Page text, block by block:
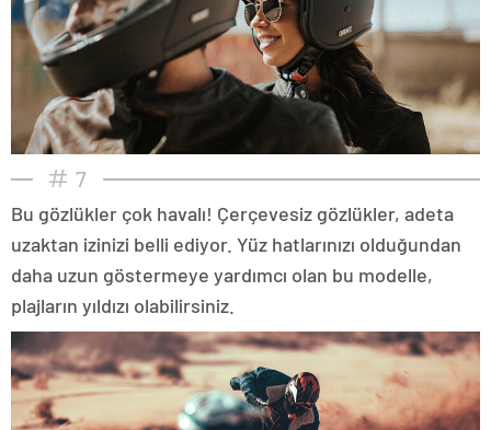
7
Bu gözlükler çok havalı! Çerçevesiz gözlükler, adeta
uzaktan izinizi belli ediyor. Yüz hatlarınızı olduğundan
daha uzun göstermeye yardımcı olan bu modelle,
plajların yıldızı olabilirsiniz.